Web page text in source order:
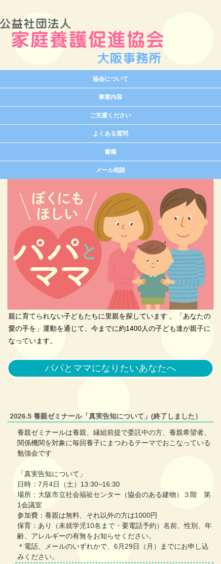
協会について
事業内容
ご支援ください
よくある質問
書籍
メール相談
親に育てられない子どもたちに里親を探しています 。「あなたの
愛の手を」運動を通じて、今までに約1400人の子ども達が親子に
なっています。
パパとママになりたいあなたへ
2026.5 養親ゼミナール「真実告知について」(終了しました）
養親ゼミナールは養親、縁組前提で委託中の方、養親希望者、
関係機関を対象に毎回養子にまつわるテーマでおこなっている
勉強会です
「真実告知について」
日時：7月4日（土）13:30~16:30
場所：大阪市立社会福祉センター（協会のある建物）３階 第
1会議室
参加費：養親は無料、それ以外の方は1000円
保育：あり（未就学児10名まで・要電話予約）名前、性別、年
齢、アレルギーの有無をお知らせください。
＊電話、メールのいずれかで、6月29日（月）までにお申し込
みください。